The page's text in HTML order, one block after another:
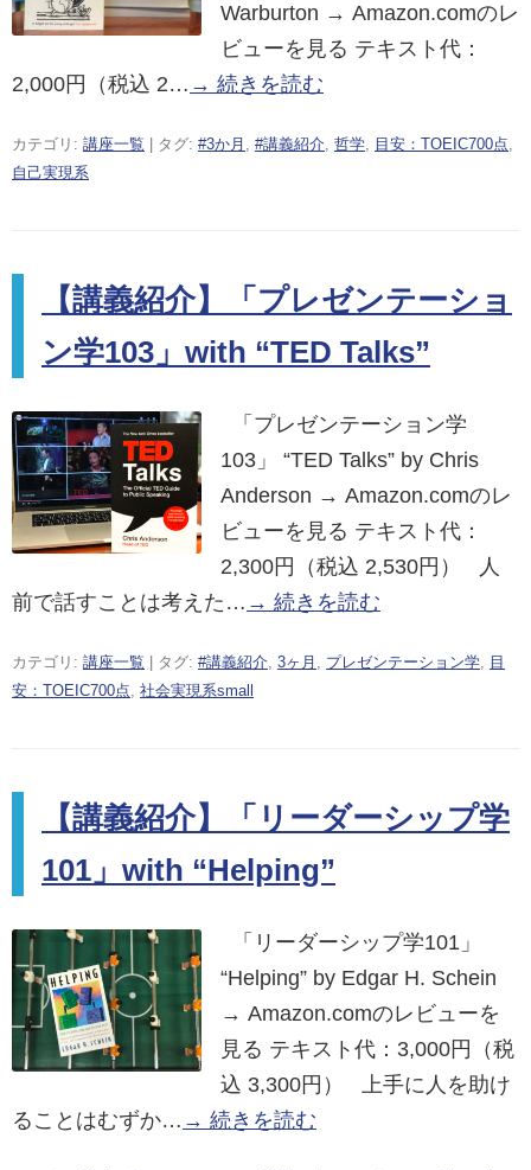
Warburton → Amazon.comのレ
ビューを見る テキスト代：
2,000円（税込 2… → 続きを読む
カテゴリ: 講座一覧 | タグ: #3か月 , #講義紹介, 哲学, 目安：TOEIC700点,
自己実現系
【講義紹介】「プレゼンテーショ
ン学103」with “TED Talks”
「プレゼンテーション学
103」 “TED Talks” by Chris
Anderson → Amazon.comのレ
ビューを見る テキスト代：
2,300円（税込 2,530円） 人
前で話すことは考えた… → 続きを読む
カテゴリ: 講座一覧 | タグ: #講義紹介, 3ヶ月 , プレゼンテーション学, 目
安：TOEIC700点, 社会実現系small
【講義紹介】「リーダーシップ学
101」with “Helping”
「リーダーシップ学101」
“Helping” by Edgar H. Schein
→ Amazon.comのレビューを
見る テキスト代：3,000円（税
込 3,300円） 上手に人を助け
ることはむずか… → 続きを読む